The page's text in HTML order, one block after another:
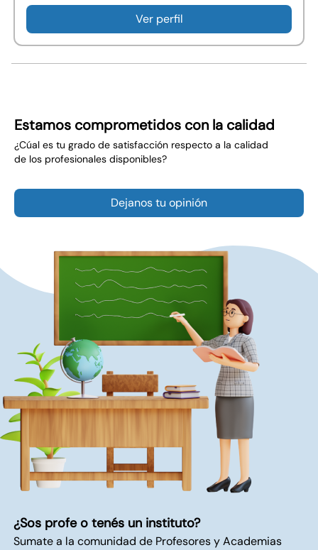
Ver perfil
Estamos comprometidos con la calidad
¿Cúal es tu grado de satisfacción respecto a la calidad
de los profesionales disponibles?
Dejanos tu opinión
¿Sos profe o tenés un instituto?
Sumate a la comunidad de Profesores y Academias